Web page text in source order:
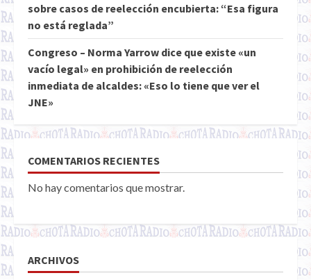
sobre casos de reelección encubierta: “Esa figura
no está reglada”
Congreso – Norma Yarrow dice que existe «un
vacío legal» en prohibición de reelección
inmediata de alcaldes: «Eso lo tiene que ver el
JNE»
COMENTARIOS RECIENTES
No hay comentarios que mostrar.
ARCHIVOS